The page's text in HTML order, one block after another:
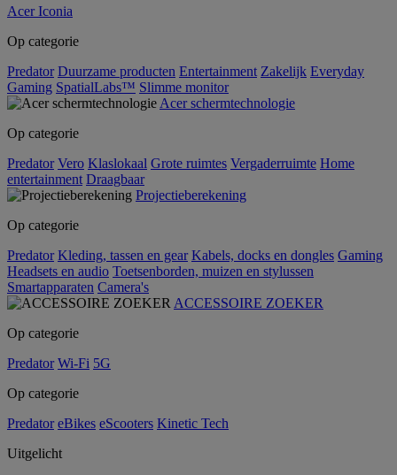
Acer Iconia
Op categorie
Predator Duurzame producten Entertainment Zakelijk Everyday
Gaming SpatialLabs™ Slimme monitor
Acer schermtechnologie
Op categorie
Predator Vero Klaslokaal Grote ruimtes Vergaderruimte Home
entertainment Draagbaar
Projectieberekening
Op categorie
Predator Kleding, tassen en gear Kabels, docks en dongles Gaming
Headsets en audio Toetsenborden, muizen en stylussen
Smartapparaten Camera's
ACCESSOIRE ZOEKER
Op categorie
Predator Wi-Fi 5G
Op categorie
Predator eBikes eScooters Kinetic Tech
Uitgelicht